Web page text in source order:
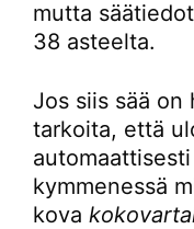
mutta
38 asteelta.
Jos siis sää on
tarkoita, että
kymmenessä
kova